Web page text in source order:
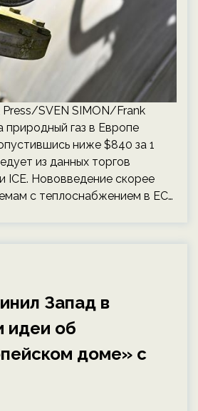
SVEN SIMON/Frank
природный газ в Европе
ниже $840 за 1
из данных торгов
ICE. Нововведение скорее
с теплоснабжением в ЕС…
Запад в
идеи об
доме» с